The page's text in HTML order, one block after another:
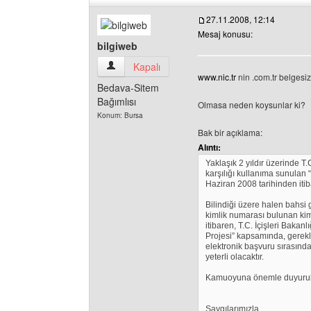
bilgiweb
bilgiweb Kullanıcının profilini görüntüle
Kapalı
Bedava-Sitem
Bağımlısı
Konum: Bursa
27.11.2008, 12:14
Mesaj konusu:
www.nic.trnin .com.tr
Olmasa neden koysunlar ki?
Bak bir açıklama:
Alıntı:
Yaklaşık 2 yıldır üzerinde
karşılığı kullanıma
Haziran 2008 tarihinden
Bilindiği üzere halen bahsi
kimlik numarası bulunan
itibaren, T.C. İçişleri
Projesi” kapsamında,
elektronik başvuru
yeterli olacaktır.
Kamuoyuna önemle
Saygılarımızla,